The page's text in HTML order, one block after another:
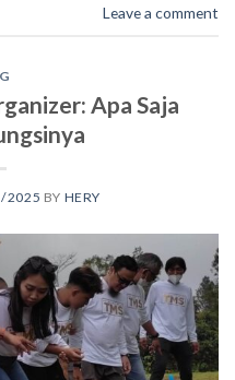
Leave a comment
Apa Saja
2025 BY HERY